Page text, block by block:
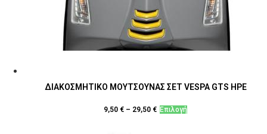
ΔΙΑΚΟΣΜΗΤΙΚΟ ΜΟΥΤΣΟΥΝΑΣ ΣΕΤ VESPA GTS HPE
9,50 € – 29,50 € ΕπιλογήΑυτό